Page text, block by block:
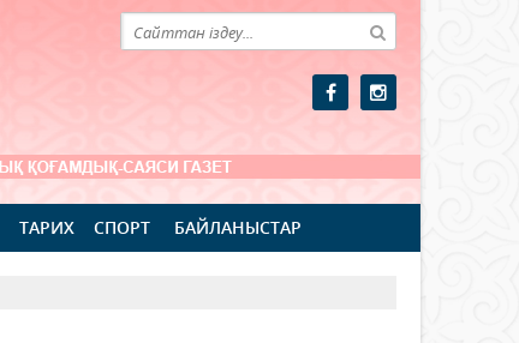
ТАРИХ СПОРТ БАЙЛАНЫСТАР